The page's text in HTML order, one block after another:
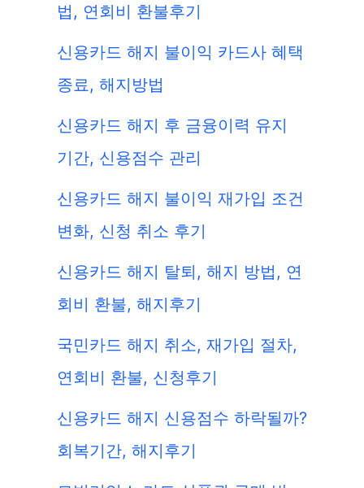
법, 연회비 환불후기
신용카드 해지 불이익 카드사 혜택
종료, 해지방법
신용카드 해지 후 금융이력 유지
기간, 신용점수 관리
신용카드 해지 불이익 재가입 조건
변화, 신청 취소 후기
신용카드 해지 탈퇴, 해지 방법, 연
회비 환불, 해지후기
국민카드 해지 취소, 재가입 절차,
연회비 환불, 신청후기
신용카드 해지 신용점수 하락될까?
회복기간, 해지후기